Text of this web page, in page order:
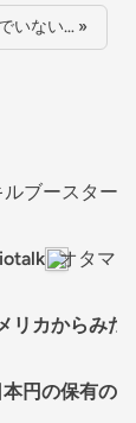
いない… »
ブースター
オタマ
リカからみた
本円の保有の